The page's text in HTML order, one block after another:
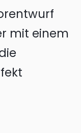
mit einem